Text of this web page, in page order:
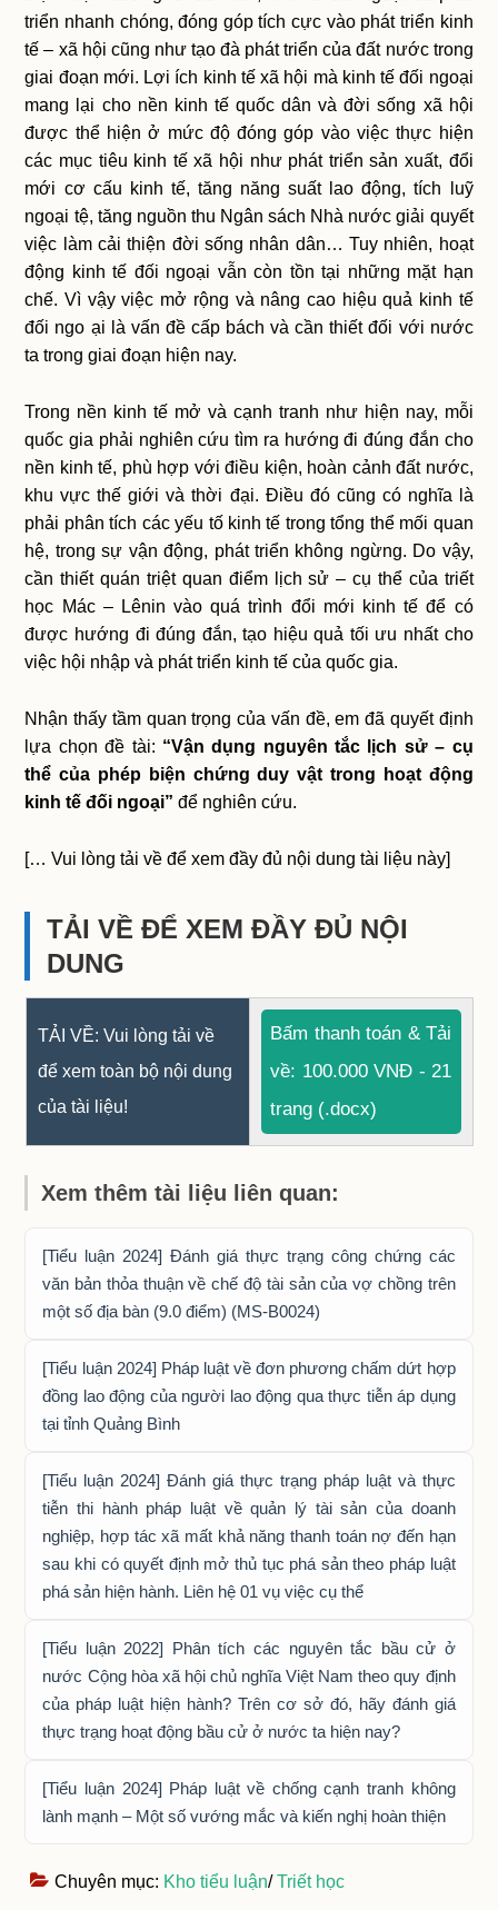
triển nhanh chóng, đóng góp tích cực vào phát triển kinh
tế – xã hội cũng như tạo đà phát triển của đất nước trong
giai đoạn mới. Lợi ích kinh tế xã hội mà kinh tế đối ngoại
mang lại cho nền kinh tế quốc dân và đời sống xã hội
được thể hiện ở mức độ đóng góp vào việc thực hiện
các mục tiêu kinh tế xã hội như phát triển sản xuất, đổi
mới cơ cấu kinh tế, tăng năng suất lao động, tích luỹ
ngoại tệ, tăng nguồn thu Ngân sách Nhà nước giải quyết
việc làm cải thiện đời sống nhân dân… Tuy nhiên, hoạt
động kinh tế đối ngoại vẫn còn tồn tại những mặt hạn
chế. Vì vậy việc mở rộng và nâng cao hiệu quả kinh tế
đối ngo ại là vấn đề cấp bách và cần thiết đối với nước
ta trong giai đoạn hiện nay.
Trong nền kinh tế mở và cạnh tranh như hiện nay, mỗi
quốc gia phải nghiên cứu tìm ra hướng đi đúng đắn cho
nền kinh tế, phù hợp với điều kiện, hoàn cảnh đất nước,
khu vực thế giới và thời đại. Điều đó cũng có nghĩa là
phải phân tích các yếu tố kinh tế trong tổng thể mối quan
hệ, trong sự vận động, phát triển không ngừng. Do vậy,
cần thiết quán triệt quan điểm lịch sử – cụ thể của triết
học Mác – Lênin vào quá trình đổi mới kinh tế để có
được hướng đi đúng đắn, tạo hiệu quả tối ưu nhất cho
việc hội nhập và phát triển kinh tế của quốc gia.
Nhận thấy tầm quan trọng của vấn đề, em đã quyết định
lựa chọn đề tài: “Vận dụng nguyên tắc lịch sử – cụ
thể của phép biện chứng duy vật trong hoạt động
kinh tế đối ngoại” để nghiên cứu.
[… Vui lòng tải về để xem đầy đủ nội dung tài liệu này]
TẢI VỀ ĐỂ XEM ĐẦY ĐỦ NỘI
DUNG
TẢI VỀ: Vui lòng tải về
để xem toàn bộ nội dung
của tài liệu!
Bấm thanh toán & Tải
về: 100.000 VNĐ - 21
trang (.docx)
Xem thêm tài liệu liên quan:
[Tiểu luận 2024] Đánh giá thực trạng công chứng các
văn bản thỏa thuận về chế độ tài sản của vợ chồng trên
một số địa bàn (9.0 điểm) (MS-B0024)
[Tiểu luận 2024] Pháp luật về đơn phương chấm dứt hợp
đồng lao động của người lao động qua thực tiễn áp dụng
tại tỉnh Quảng Bình
[Tiểu luận 2024] Đánh giá thực trạng pháp luật và thực
tiễn thi hành pháp luật về quản lý tài sản của doanh
nghiệp, hợp tác xã mất khả năng thanh toán nợ đến hạn
sau khi có quyết định mở thủ tục phá sản theo pháp luật
phá sản hiện hành. Liên hệ 01 vụ việc cụ thể
[Tiểu luận 2022] Phân tích các nguyên tắc bầu cử ở
nước Cộng hòa xã hội chủ nghĩa Việt Nam theo quy định
của pháp luật hiện hành? Trên cơ sở đó, hãy đánh giá
thực trạng hoạt động bầu cử ở nước ta hiện nay?
[Tiểu luận 2024] Pháp luật về chống cạnh tranh không
lành mạnh – Một số vướng mắc và kiến nghị hoàn thiện
Chuyên mục: Kho tiểu luận/Triết học